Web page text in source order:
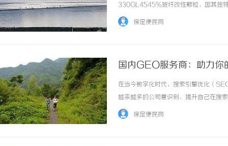
330GL4545%玻纤改性颗粒，因其独
领域以及市场前景，为相关企业和研
保定便民网
国内GEO服务商：助力
在当今数字化时代，搜索引擎优化（
越来越多的公司意识到，提升自己在搜
择合适的GEO（生成引擎优化）服务
保定便民网